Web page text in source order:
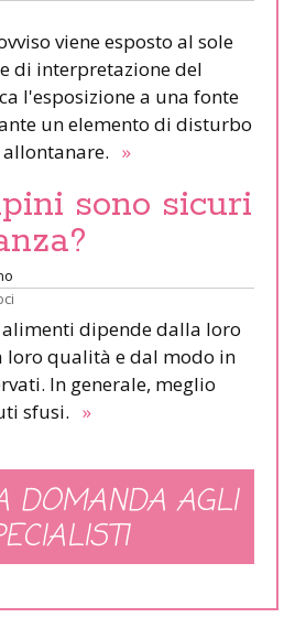
viene esposto al sole
di interpretazione del
l'esposizione a una fonte
un elemento di disturbo
»
sono sicuri
alimenti dipende dalla loro
loro qualità e dal modo in
In generale, meglio
sfusi. »
DOMANDA AGLI